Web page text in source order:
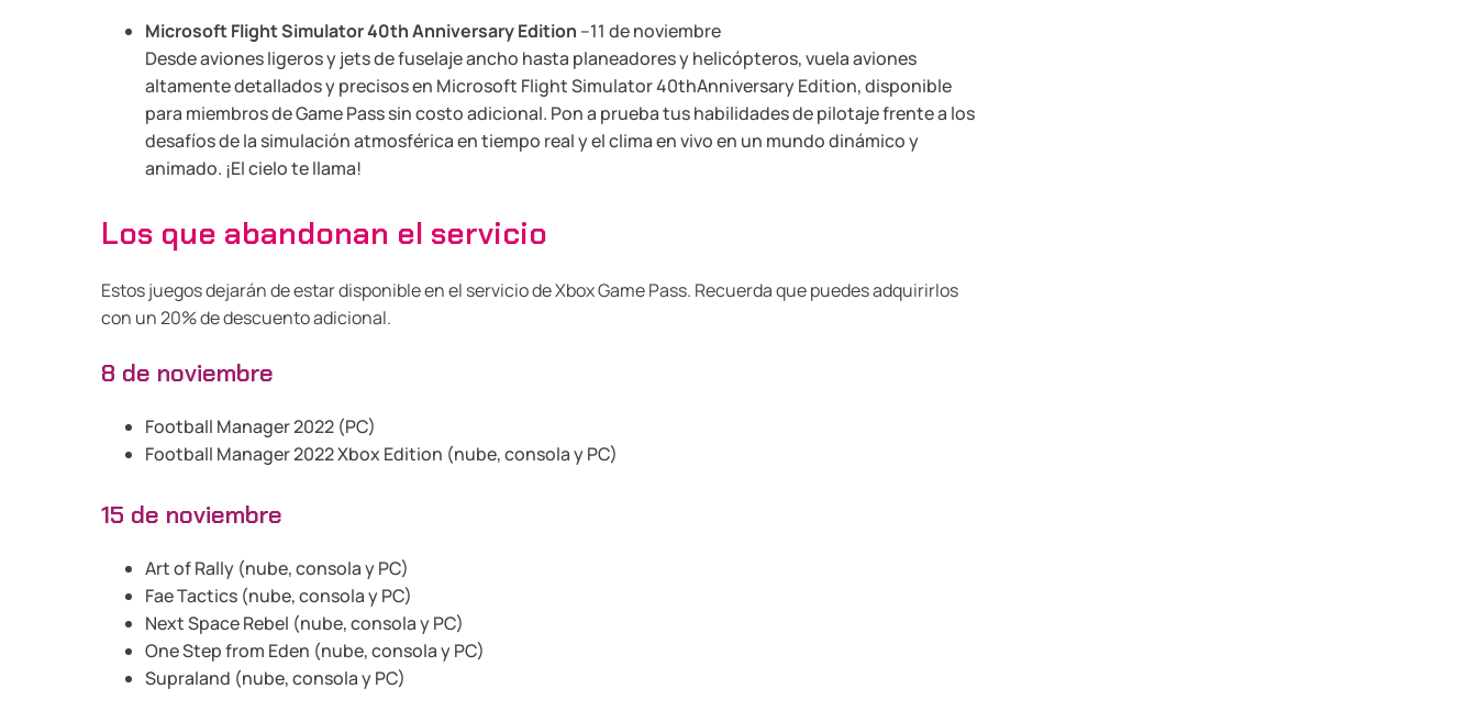
Microsoft Flight Simulator 40th Anniversary Edition –11 de noviembre
Desde aviones ligeros y jets de fuselaje ancho hasta planeadores y helicópteros, vuela aviones
altamente detallados y precisos en Microsoft Flight Simulator 40thAnniversary Edition, disponible
para miembros de Game Pass sin costo adicional. Pon a prueba tus habilidades de pilotaje frente a los
desafíos de la simulación atmosférica en tiempo real y el clima en vivo en un mundo dinámico y
animado. ¡El cielo te llama!
Los que abandonan el servicio
Estos juegos dejarán de estar disponible en el servicio de Xbox Game Pass. Recuerda que puedes adquirirlos
con un 20% de descuento adicional.
8 de noviembre
Football Manager 2022 (PC)
Football Manager 2022 Xbox Edition (nube, consola y PC)
15 de noviembre
Art of Rally (nube, consola y PC)
Fae Tactics (nube, consola y PC)
Next Space Rebel (nube, consola y PC)
One Step from Eden (nube, consola y PC)
Supraland (nube, consola y PC)